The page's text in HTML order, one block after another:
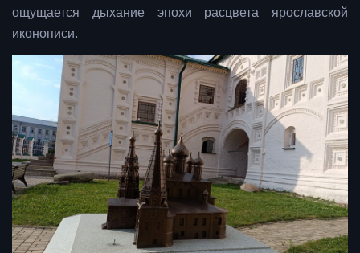
ощущается дыхание эпохи расцвета ярославской
иконописи.